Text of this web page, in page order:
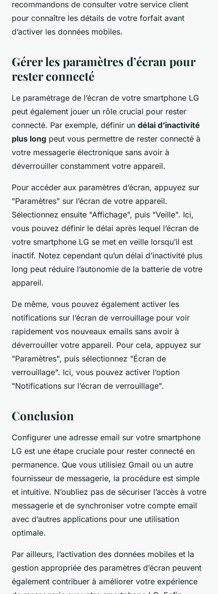
recommandons de consulter votre service client
pour connaître les détails de votre forfait avant
d’activer les données mobiles.
Gérer les paramètres d’écran pour
rester connecté
Le paramétrage de l’écran de votre smartphone LG
peut également jouer un rôle crucial pour rester
connecté. Par exemple, définir un délai d’inactivité
plus long peut vous permettre de rester connecté à
votre messagerie électronique sans avoir à
déverrouiller constamment votre appareil.
Pour accéder aux paramètres d’écran, appuyez sur
"Paramètres" sur l’écran de votre appareil.
Sélectionnez ensuite "Affichage", puis "Veille". Ici,
vous pouvez définir le délai après lequel l’écran de
votre smartphone LG se met en veille lorsqu’il est
inactif. Notez cependant qu’un délai d’inactivité plus
long peut réduire l’autonomie de la batterie de votre
appareil.
De même, vous pouvez également activer les
notifications sur l’écran de verrouillage pour voir
rapidement vos nouveaux emails sans avoir à
déverrouiller votre appareil. Pour cela, appuyez sur
"Paramètres", puis sélectionnez "Écran de
verrouillage". Ici, vous pouvez activer l’option
"Notifications sur l’écran de verrouillage".
Conclusion
Configurer une adresse email sur votre smartphone
LG est une étape cruciale pour rester connecté en
permanence. Que vous utilisiez Gmail ou un autre
fournisseur de messagerie, la procédure est simple
et intuitive. N’oubliez pas de sécuriser l’accès à votre
messagerie et de synchroniser votre compte email
avec d’autres applications pour une utilisation
optimale.
Par ailleurs, l’activation des données mobiles et la
gestion appropriée des paramètres d’écran peuvent
également contribuer à améliorer votre expérience